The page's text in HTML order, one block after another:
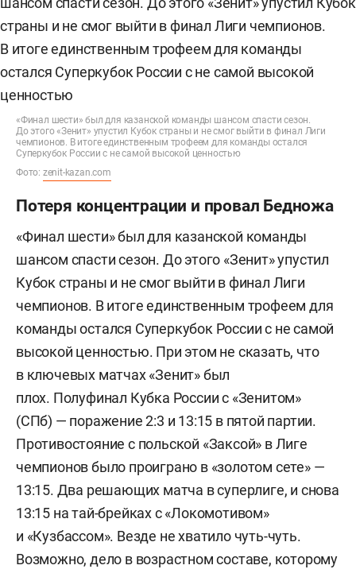
«Финал шести» был для казанской команды шансом спасти сезон.
До этого «Зенит» упустил Кубок страны и не смог выйти в финал Лиги
чемпионов. В итоге единственным трофеем для команды остался
Суперкубок России с не самой высокой ценностью
Фото: zenit-kazan.com
Потеря концентрации и провал Бедножа
«Финал шести» был для казанской команды
шансом спасти сезон. До этого «Зенит» упустил
Кубок страны и не смог выйти в финал Лиги
чемпионов. В итоге единственным трофеем для
команды остался Суперкубок России с не самой
высокой ценностью. При этом не сказать, что
в ключевых матчах «Зенит» был
плох. Полуфинал Кубка России с «Зенитом»
(СПб) — поражение 2:3 и 13:15 в пятой партии.
Противостояние с польской «Заксой» в Лиге
чемпионов было проиграно в «золотом сете» —
13:15. Два решающих матча в суперлиге, и снова
13:15 на тай-брейках с «Локомотивом»
и «Кузбассом». Везде не хватило чуть-чуть.
Возможно, дело в возрастном составе, которому